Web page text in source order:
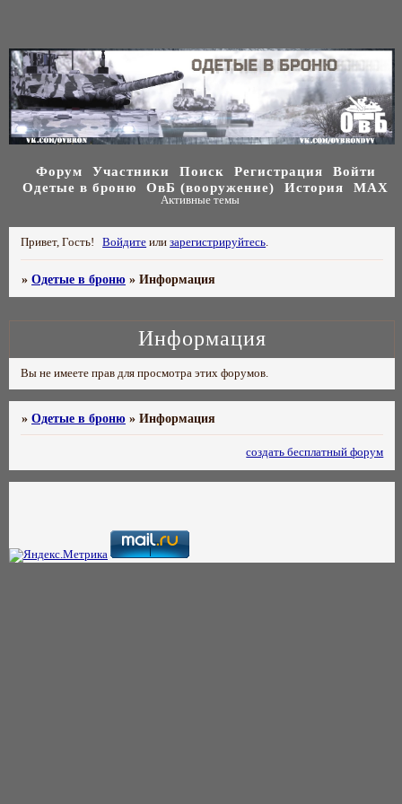
Форум Участники Поиск Регистрация
Войти
Одетые в броню
ОвБ (вооружение) История МАХ
Активные темы
Привет, Гость! Войдите илизарегистрируйтесь.
»Одетые в броню »Информация
Информация
Вы не имеете прав для просмотра этих форумов.
»Одетые в броню »Информация
создать бесплатный форум